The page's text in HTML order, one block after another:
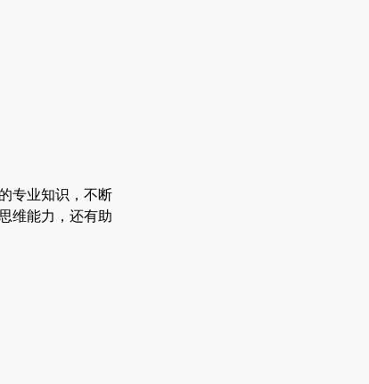
专业知识，不断
维能力，还有助